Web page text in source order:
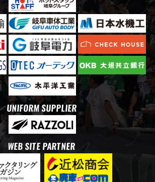
UNIFORM SUPPLIER
WEB SITE PARTNER